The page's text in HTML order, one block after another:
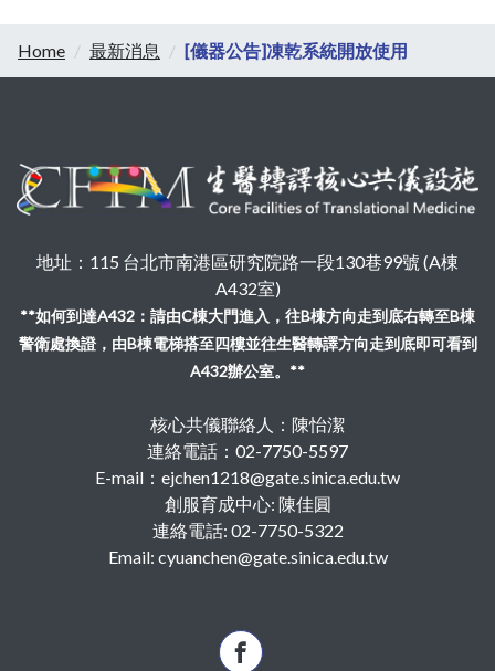
Home 最新消息 [儀器公告]凍乾系統開放使用
地址：115 台北市南港區研究院路一段130巷99號 (A棟
A432室)
**如何到達A432：請由C棟大門進入，往B棟方向走到底右轉至B棟
警衛處換證，由B棟電梯搭至四樓並往生醫轉譯方向走到底即可看到
A432辦公室。**
核心共儀聯絡人：陳怡潔
連絡電話：02-7750-5597
E-mail：ejchen1218@gate.sinica.edu.tw
創服育成中心: 陳佳圓
連絡電話: 02-7750-5322
Email: cyuanchen@gate.sinica.edu.tw